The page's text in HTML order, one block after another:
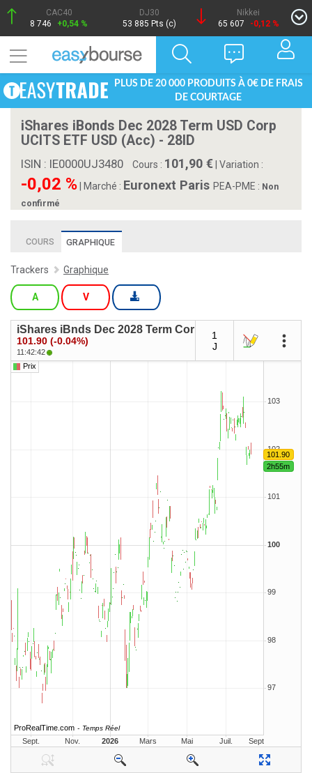
CAC40
8 746
+0,54 %
DJ30
53 885 Pts (c)
Nikkei
65 607
-0,12 %
PLUS DE 20 000 PRODUITS À 0€ DE FRAIS
DE COURTAGE
iShares iBonds Dec 2028 Term USD Corp
UCITS ETF USD (Acc) - 28ID
ISIN : IE0000UJ3480 Cours : 101,90 Variation :
-0,02 % Marché : Euronext Paris PEA-PME : Non
confirmé
COURS GRAPHIQUE
Trackers Graphique
A V